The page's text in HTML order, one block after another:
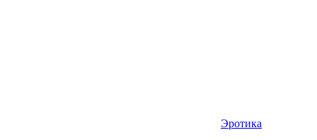
Эротика